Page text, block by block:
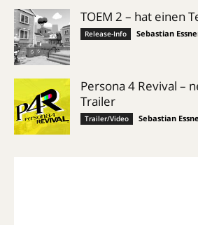
TOEM 2 – hat einen
Release-Info Sebastian
Persona 4 Revival –
Trailer
Trailer/Video Sebastian